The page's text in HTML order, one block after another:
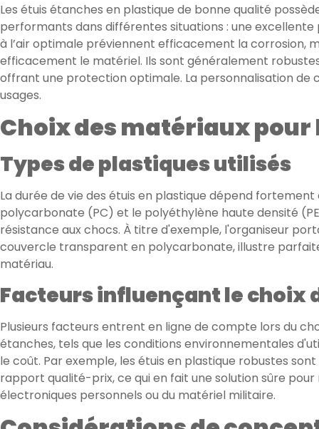
Les étuis étanches en plastique de bonne qualité
performants dans différentes situations : une
à l’air optimale préviennent efficacement la corrosion,
efficacement le matériel. Ils sont généralement
offrant une protection optimale. La personnalisation
usages.
Choix des matériaux
Types de plastiques utilisés
La durée de vie des étuis en plastique dépend
polycarbonate (PC) et le polyéthylène haute densité
résistance aux chocs. À titre d'exemple, l'organiseur
couvercle transparent en polycarbonate, illustre
matériau.
Facteurs influençant le choix
Plusieurs facteurs entrent en ligne de compte lors du
étanches, tels que les conditions environnementales
le coût. Par exemple, les étuis en plastique robustes
rapport qualité-prix, ce qui en fait une solution sûre
électroniques personnels ou du matériel militaire.